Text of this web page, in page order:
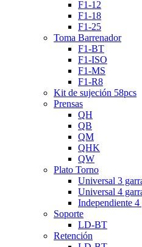
F1-12
F1-18
F1-25
Toma Barrenador
F1-BT
F1-ISO
F1-MS
F1-R8
Kit de sujeción 58pcs
Prensas
QH
QB
QM
QHK
QW
Plato Torno
Universal 3
Universal 4
Independiente
Soporte
LD-BT
Retención